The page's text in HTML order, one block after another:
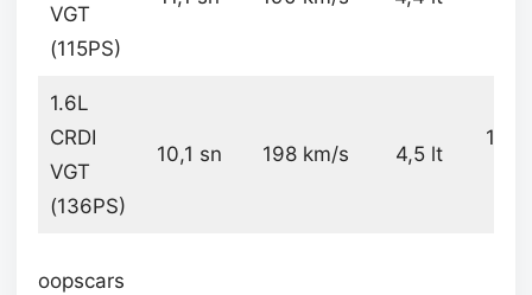
VGT
(115PS)
1.6L
CRDI
VGT
(136PS)
10,1 sn 198 km/s 4,5 lt
oopscars